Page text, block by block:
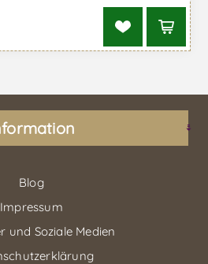
Blog
Impressum
und Soziale Medien